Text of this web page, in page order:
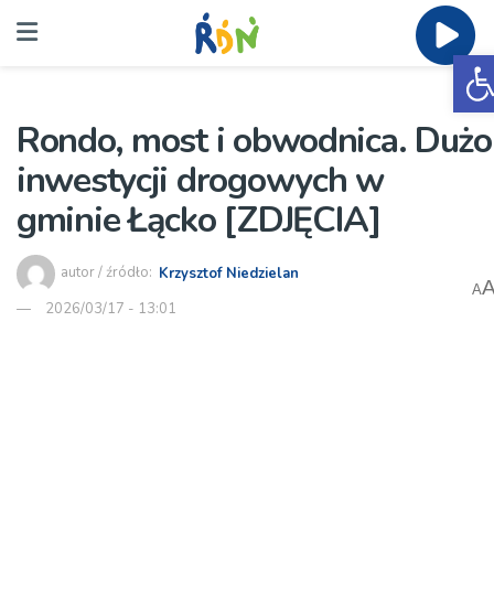
Rondo, most i obwodnica. Dużo
inwestycji drogowych w
gminie Łącko [ZDJĘCIA]
autor / źródło: Krzysztof Niedzielan
2026/03/17 - 13:01
A